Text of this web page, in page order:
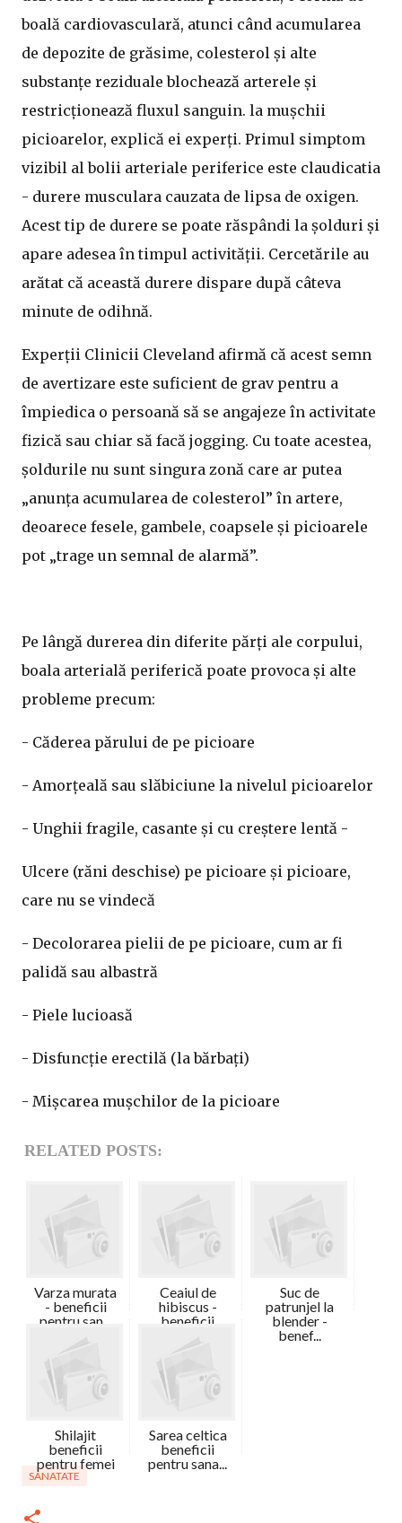
boală cardiovasculară, atunci când acumularea
de depozite de grăsime, colesterol și alte
substanțe reziduale blochează arterele și
restricționează fluxul sanguin. la mușchii
picioarelor, explică ei experți. Primul simptom
vizibil al bolii arteriale periferice este claudicatia
- durere musculara cauzata de lipsa de oxigen.
Acest tip de durere se poate răspândi la șolduri și
apare adesea în timpul activității. Cercetările au
arătat că această durere dispare după câteva
minute de odihnă.
Experții Clinicii Cleveland afirmă că acest semn
de avertizare este suficient de grav pentru a
împiedica o persoană să se angajeze în activitate
fizică sau chiar să facă jogging. Cu toate acestea,
șoldurile nu sunt singura zonă care ar putea
„anunța acumularea de colesterol” în artere,
deoarece fesele, gambele, coapsele și picioarele
pot „trage un semnal de alarmă”.
Pe lângă durerea din diferite părți ale corpului,
boala arterială periferică poate provoca și alte
probleme precum:
- Căderea părului de pe picioare
- Amorțeală sau slăbiciune la nivelul picioarelor
- Unghii fragile, casante și cu creștere lentă -
Ulcere (răni deschise) pe picioare și picioare,
care nu se vindecă
- Decolorarea pielii de pe picioare, cum ar fi
palidă sau albastră
- Piele lucioasă
- Disfuncție erectilă (la bărbați)
- Mișcarea mușchilor de la picioare
RELATED POSTS:
Varza murata
- beneficii
pentru san...
Ceaiul de
hibiscus -
beneficii
Suc de
patrunjel la
blender -
benef...
Shilajit
beneficii
pentru femei
Sarea celtica
beneficii
pentru sana...
SANATATE